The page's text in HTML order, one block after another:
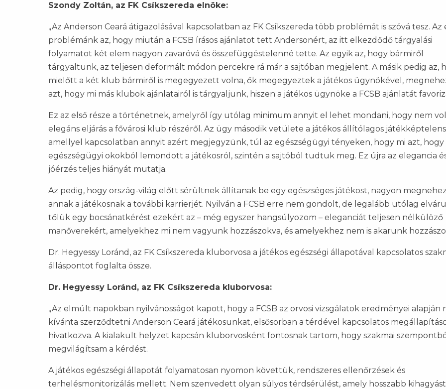
Szondy Zoltán, az FK Csíkszereda elnöke:
„Az Anderson Ceará átigazolásával kapcsolatban az FK Csíkszereda több problémát is szóvá tesz. Az
problémánk az, hogy miután a FCSB írásos ajánlatot tett Andersonért, az itt elkezdődő tárgyalási
folyamatot két elem nagyon zavaróvá és összefüggéstelenné tette. Az egyik az, hogy bármiről
tárgyaltunk, az teljesen deformált módon percekre rá már a sajtóban megjelent. A másik pedig az,
mielőtt a két klub bármiről is megegyezett volna, ők megegyeztek a játékos ügynökével,
azt, hogy mi más klubok ajánlatairól is tárgyaljunk, hiszen a játékos ügynöke a FCSB ajánlatát
Ez az első része a történetnek, amelyről így utólag minimum annyit el lehet mondani, hogy nem
elegáns eljárás a fővárosi klub részéről. Az ügy második vetülete a játékos állítólagos
amellyel kapcsolatban annyit azért megjegyzünk, túl az egészségügyi tényeken, hogy mi azt, hogy
egészségügyi okokból lemondott a játékosról, szintén a sajtóból tudtuk meg. Ez újra az elegancia
jóérzés teljes hiányát mutatja.
Az pedig, hogy ország-világ előtt sérültnek állítanak be egy egészséges játékost, nagyon
annak a játékosnak a további karrierjét. Nyilván a FCSB erre nem gondolt, de legalább utólag
tőlük egy bocsánatkérést ezekért az – még egyszer hangsúlyozom – eleganciát teljesen nélkülöző
manőverekért, amelyekhez mi nem vagyunk hozzászokva, és amelyekhez nem is akarunk
Dr. Hegyessy Loránd, az FK Csíkszereda kluborvosa a játékos egészségi állapotával kapcsolatos
álláspontot foglalta össze.
Dr. Hegyessy Loránd, az FK Csíkszereda kluborvosa:
„Az elmúlt napokban nyilvánosságot kapott, hogy a FCSB az orvosi vizsgálatok eredményei alapján
kívánta szerződtetni Anderson Ceará játékosunkat, elsősorban a térdével kapcsolatos
hivatkozva. A kialakult helyzet kapcsán kluborvosként fontosnak tartom, hogy szakmai
megvilágítsam a kérdést.
A játékos egészségi állapotát folyamatosan nyomon követtük, rendszeres ellenőrzések és
terhelésmonitorizálás mellett. Nem szenvedett olyan súlyos térdsérülést, amely hosszabb